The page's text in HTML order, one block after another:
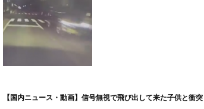
【国内ニュース・動画】信号無視で飛び出して来た子供と衝